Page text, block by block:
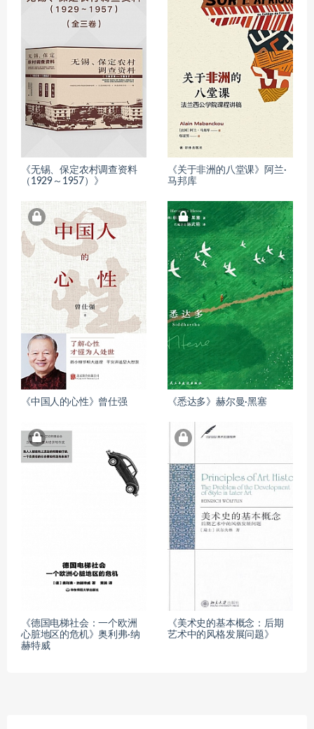
《无锡、保定农村调查资料
（1929～1957）》
《关于非洲的八堂课》阿兰·
马邦库
《中国人的心性》曾仕强 《悉达多》赫尔曼·黑塞
《德国电梯社会：一个欧洲
心脏地区的危机》奥利弗·纳
赫特威
《美术史的基本概念：后期
艺术中的风格发展问题》